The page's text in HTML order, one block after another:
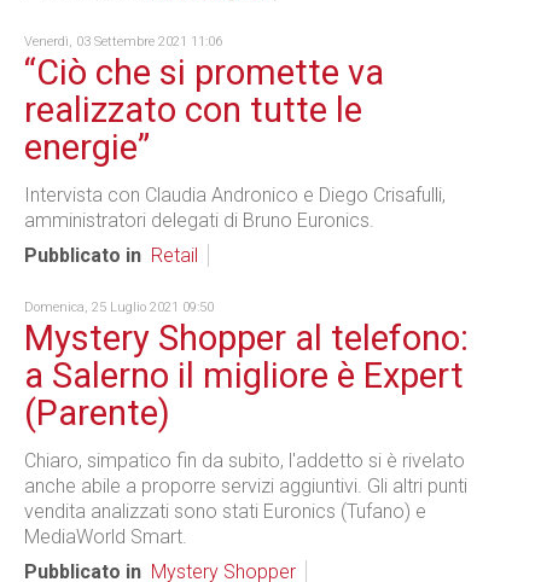
Venerdì, 03 Settembre 2021 11:06
“Ciò che si promette va
realizzato con tutte le
energie”
Intervista con Claudia Andronico e Diego Crisafulli,
amministratori delegati di Bruno Euronics.
Pubblicato in Retail
Domenica, 25 Luglio 2021 09:50
Mystery Shopper al telefono:
a Salerno il migliore è Expert
(Parente)
Chiaro, simpatico fin da subito, l'addetto si è rivelato
anche abile a proporre servizi aggiuntivi. Gli altri punti
vendita analizzati sono stati Euronics (Tufano) e
MediaWorld Smart.
Pubblicato in Mystery Shopper